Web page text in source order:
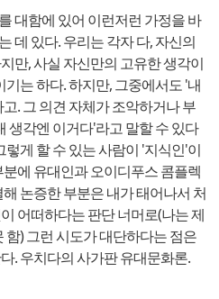
대함에 있어 이런저런 가정을 바
데 있다. 우리는 각자 다, 자신의
만, 사실 자신만의 고유한 생각이
는 하다. 하지만, 그중에서도 '내
. 그 의견 자체가 조악하거나 부
생각엔 이거다'라고 말할 수 있다
게 할 수 있는 사람이 '지식인'이
에 유대인과 오이디푸스 콤플렉
논증한 부분은 내가 태어나서 처
어떠하다는 판단 너머로(나는 제
) 그런 시도가 대단하다는 점은
. 우치다의 사가판 유대문화론.